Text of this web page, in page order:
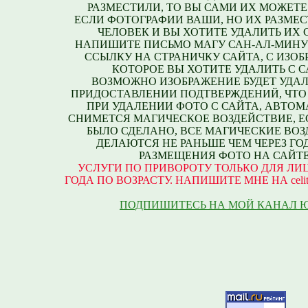
РАЗМЕСТИЛИ, ТО ВЫ САМИ ИХ МОЖЕТЕ
ЕСЛИ ФОТОГРАФИИ ВАШИ, НО ИХ
ЧЕЛОВЕК И ВЫ ХОТИТЕ УДАЛИТЬ ИХ
НАПИШИТЕ ПИСЬМО МАГУ САН-АЛ-
ССЫЛКУ НА СТРАНИЧКУ САЙТА, С
КОТОРОЕ ВЫ ХОТИТЕ УДАЛИТЬ С
ВОЗМОЖНО ИЗОБРАЖЕНИЕ БУДЕТ
ПРИДОСТАВЛЕНИИ ПОДТВЕРЖДЕНИЙ,
ПРИ УДАЛЕНИИ ФОТО С САЙТА,
СНИМЕТСЯ МАГИЧЕСКОЕ ВОЗДЕЙСТВИЕ,
БЫЛО СДЕЛАНО, ВСЕ МАГИЧЕСКИЕ
ДЕЛАЮТСЯ НЕ РАНЬШЕ ЧЕМ ЧЕРЕЗ
РАЗМЕЩЕНИЯ ФОТО НА
УСЛУГИ ПО ПРИВОРОТУ ТОЛЬКО ДЛЯ
ГОДА ПО ВОЗРАСТУ. НАПИШИТЕ МНЕ НА
ПОДПИШИТЕСЬ НА МОЙ КАНАЛ